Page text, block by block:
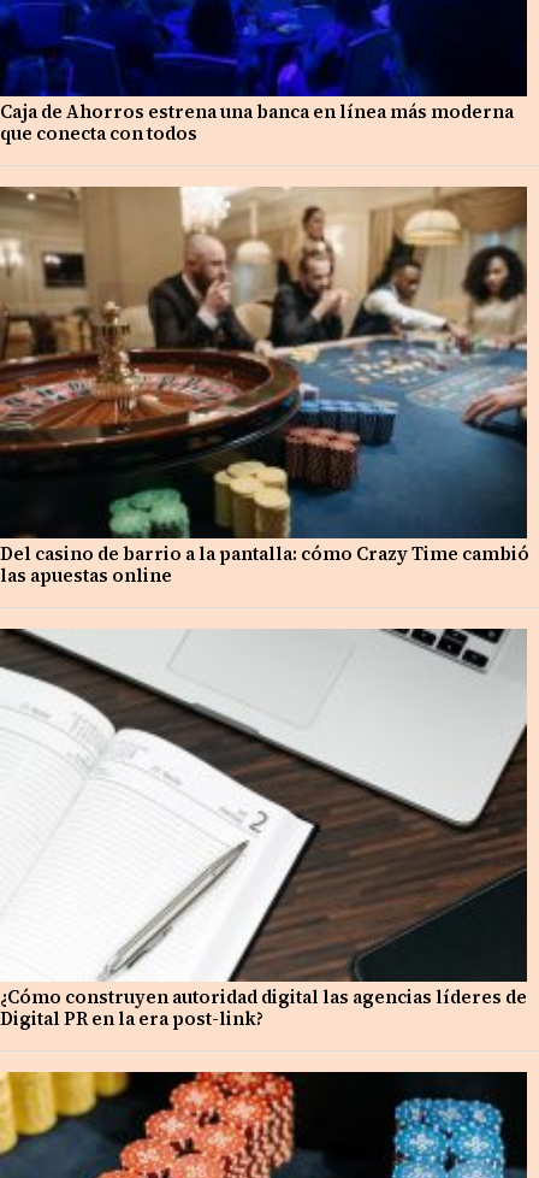
Caja de Ahorros estrena una banca en línea más moderna
que conecta con todos
Del casino de barrio a la pantalla: cómo Crazy Time cambió
las apuestas online
¿Cómo construyen autoridad digital las agencias líderes de
Digital PR en la era post-link?